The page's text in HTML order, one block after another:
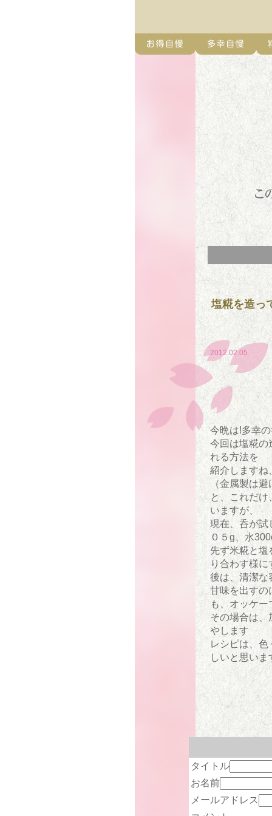
塩糀を造っ
2012.02.05
今晩は!多幸
今回は塩糀の
れる方法を
紹介しますね
（金属製は
と、これだ
いますが、
現在、呑が試
０５g、水
先ず米糀と塩
り合わす様に
後は、清潔な
甘味を出すの
も、オッケー
その場合は、
やします
レシピは、
しいと思いま
タイトル
お名前
メールアドレス